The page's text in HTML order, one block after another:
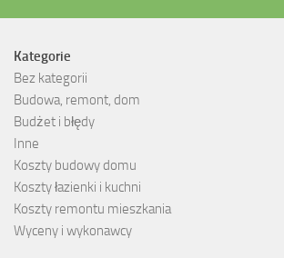
Kategorie
Bez kategorii
Budowa, remont, dom
Budżet i błędy
Inne
Koszty budowy domu
Koszty łazienki i kuchni
Koszty remontu mieszkania
Wyceny i wykonawcy